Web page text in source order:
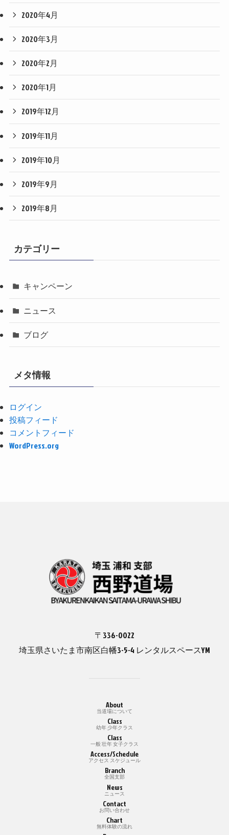
2020年4月
2020年3月
2020年2月
2020年1月
2019年12月
2019年11月
2019年10月
2019年9月
2019年8月
カテゴリー
キャンペーン
ニュース
ブログ
メタ情報
ログイン
投稿フィード
コメントフィード
WordPress.org
〒336-0022
埼玉県さいたま市南区白幡3-5-4 レンタルスペースYM
About
当道場について
Class
幼年 少年クラス
Class
一般 壮年 女子クラス
Access/Schedule
アクセス スケジュール
Branch
全国支部
News
ニュース
Contact
お問い合わせ
Chart
無料体験の流れ